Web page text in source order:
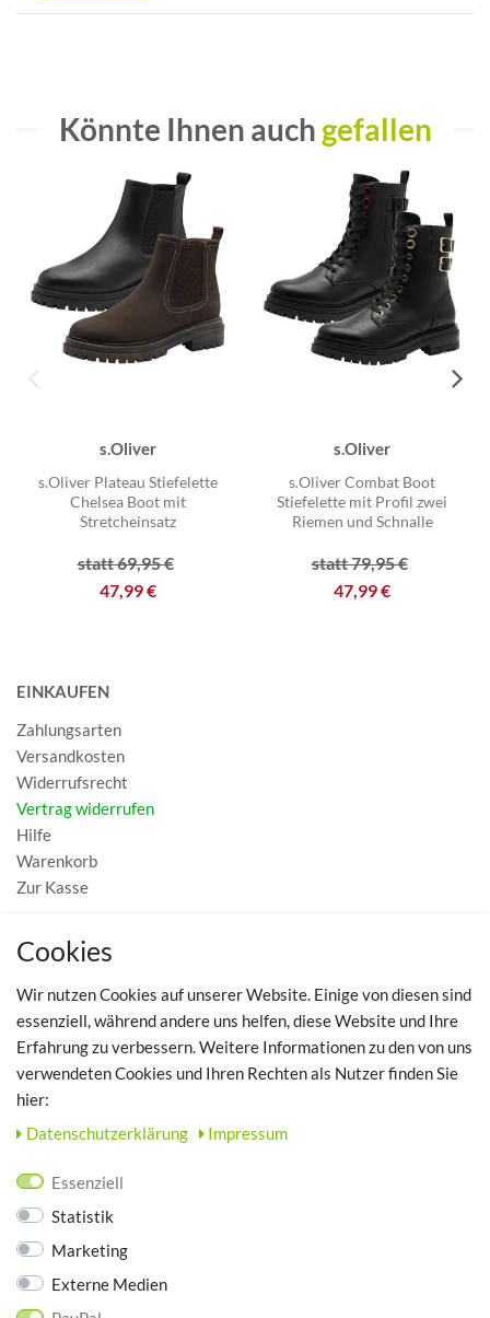
Könnte Ihnen auch gefallen
s.Oliver
s.Oliver Plateau Stiefelette
Chelsea Boot mit
Stretcheinsatz
statt 69,95 €
47,99 €
s.Oliver
s.Oliver Combat Boot
Stiefelette mit Profil zwei
Riemen und Schnalle
statt 79,95 €
47,99 €
EINKAUFEN
Zahlungsarten
Versandkosten
Widerrufsrecht
Vertrag widerrufen
Hilfe
Warenkorb
Zur Kasse
MEIN KONTO
TOP SCHUHTHEMEN
Hausschuhe - Bequeme Schuhe für zuhause
Datenschutz
AGB
Impressum
Cookies
Wir nutzen Cookies auf unserer Website. Einige von diesen sind
essenziell, während andere uns helfen, diese Website und Ihre
Erfahrung zu verbessern. Weitere Informationen zu den von uns
verwendeten Cookies und Ihren Rechten als Nutzer finden Sie
hier:
Daten­schutz­erklärung
Impressum
Essenziell
Statistik
Marketing
Externe Medien